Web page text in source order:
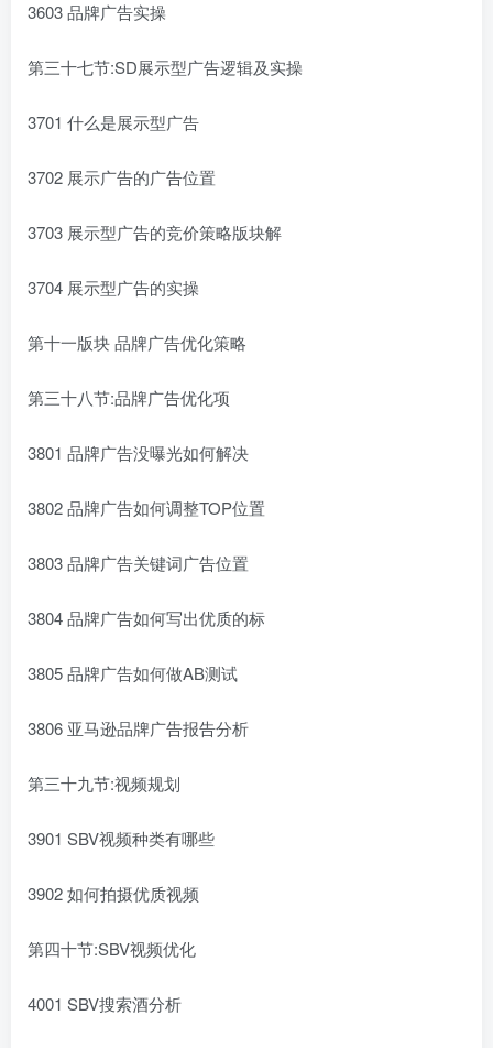
3603 品牌广告实操
第三十七节:SD展示型广告逻辑及实操
3701 什么是展示型广告
3702 展示广告的广告位置
3703 展示型广告的竞价策略版块解
3704 展示型广告的实操
第十一版块 品牌广告优化策略
第三十八节:品牌广告优化项
3801 品牌广告没曝光如何解决
3802 品牌广告如何调整TOP位置
3803 品牌广告关键词广告位置
3804 品牌广告如何写出优质的标
3805 品牌广告如何做AB测试
3806 亚马逊品牌广告报告分析
第三十九节:视频规划
3901 SBV视频种类有哪些
3902 如何拍摄优质视频
第四十节:SBV视频优化
4001 SBV搜索酒分析